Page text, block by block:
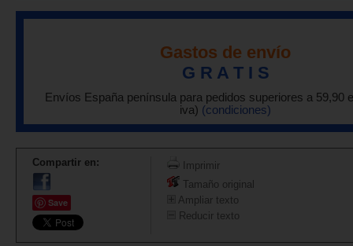
Gastos de envío
G R A T I S
Envíos España península para pedidos superiores a 59,90
iva) (condiciones)
Compartir en:
Save
Imprimir
Tamaño original
Ampliar texto
Reducir texto